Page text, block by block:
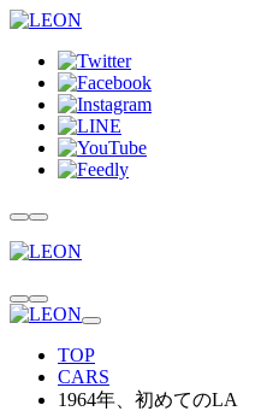
TOP
CARS
1964年、初めてのLA